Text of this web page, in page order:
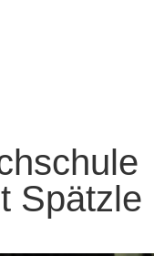
Spätzle